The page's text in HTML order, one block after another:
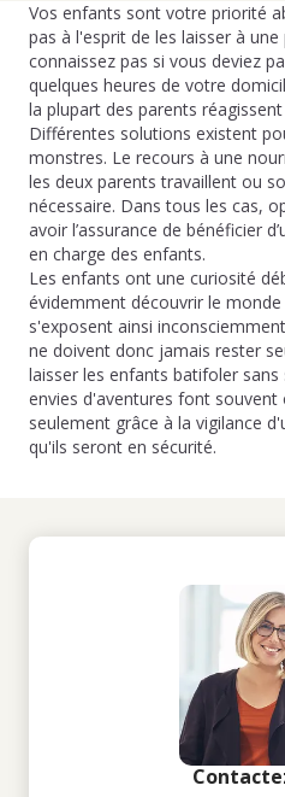
Vos enfants sont votre priorité
pas à l'esprit de les laisser à
connaissez pas si vous deviez
quelques heures de votre
la plupart des parents réagissent
Différentes solutions existent
monstres. Le recours à une
les deux parents travaillent ou
nécessaire. Dans tous les cas,
avoir l’assurance de bénéficier
en charge des enfants.
Les enfants ont une curiosité
évidemment découvrir le
s'exposent ainsi
ne doivent donc jamais rester
laisser les enfants batifoler sans
envies d'aventures font souvent
seulement grâce à la vigilance
qu'ils seront en sécurité.